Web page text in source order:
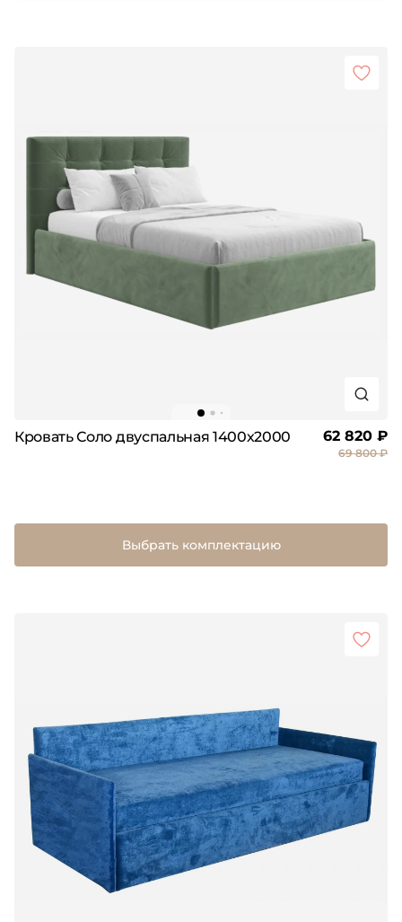
Кровать Соло двуспальная 1400х2000 62 820 ₽
69 800 ₽
Выбрать комплектацию